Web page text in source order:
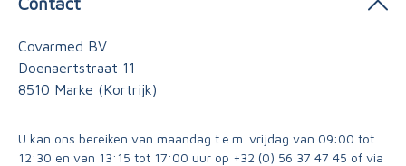
Covarmed BV
Doenaertstraat 11
8510 Marke (Kortrijk)
U kan ons bereiken van maandag t.e.m. vrijdag van 09:00 tot
12:30 en van 13:15 tot 17:00 uur op +32 (0) 56 37 47 45 of via